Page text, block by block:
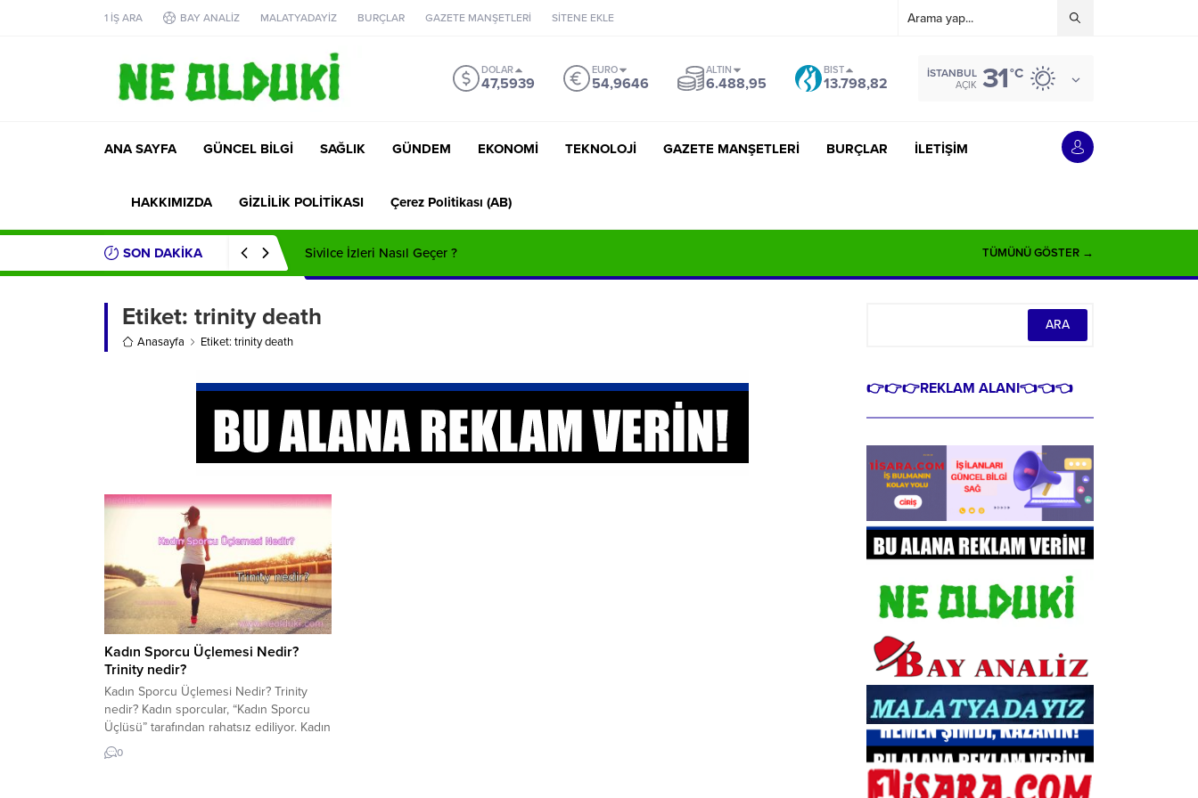
1 İŞ ARA BAY ANALİZ MALATYADAYİZ BURÇLAR GAZETE MANŞETLERİ SİTENE EKLE
DOLAR
47,5939
EURO
54,9646
ALTIN
6.488,95
BIST
13.798,82
İSTANBUL
AÇIK 31°C
ANA SAYFA GÜNCEL BİLGİ SAĞLIK GÜNDEM EKONOMİ TEKNOLOJİ GAZETE MANŞETLERİ BURÇLAR İLETİŞİM
HAKKIMIZDA GİZLİLİK POLİTİKASI Çerez Politikası (AB)
SON DAKİKA Sivilce İzleri Nasıl Geçer ? TÜMÜNÜ GÖSTER →
Etiket: trinity death
Anasayfa Etiket: trinity death
Kadın Sporcu Üçlemesi Nedir?
Trinity nedir?
Kadın Sporcu Üçlemesi Nedir? Trinity
nedir? Kadın sporcular, “Kadın Sporcu
Üçlüsü” tarafından rahatsız ediliyor. Kadın
Sporcu Üçlemesi nedir? Bayan sporcular,
lütfen bu yazıyı dikkatlice okuyunuz.
0
👉👉👉REKLAM ALANI👈👈👈